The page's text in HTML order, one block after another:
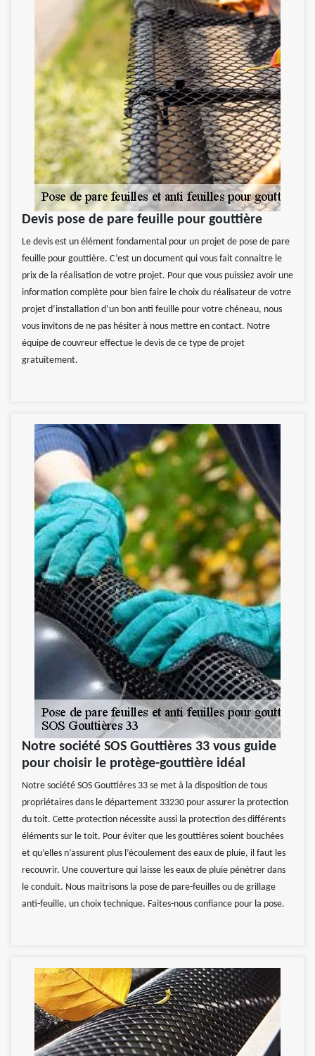
Devis pose de pare feuille pour gouttière
Le devis est un élément fondamental pour un projet de pose de pare
feuille pour gouttière. C’est un document qui vous fait connaitre le
prix de la réalisation de votre projet. Pour que vous puissiez avoir une
information complète pour bien faire le choix du réalisateur de votre
projet d’installation d’un bon anti feuille pour votre chéneau, nous
vous invitons de ne pas hésiter à nous mettre en contact. Notre
équipe de couvreur effectue le devis de ce type de projet
gratuitement.
Notre société SOS Gouttières 33 vous guide
pour choisir le protège-gouttière idéal
Notre société SOS Gouttières 33 se met à la disposition de tous
propriétaires dans le département 33230 pour assurer la protection
du toit. Cette protection nécessite aussi la protection des différents
éléments sur le toit. Pour éviter que les gouttières soient bouchées
et qu’elles n’assurent plus l’écoulement des eaux de pluie, il faut les
recouvrir. Une couverture qui laisse les eaux de pluie pénétrer dans
le conduit. Nous maitrisons la pose de pare-feuilles ou de grillage
anti-feuille, un choix technique. Faites-nous confiance pour la pose.